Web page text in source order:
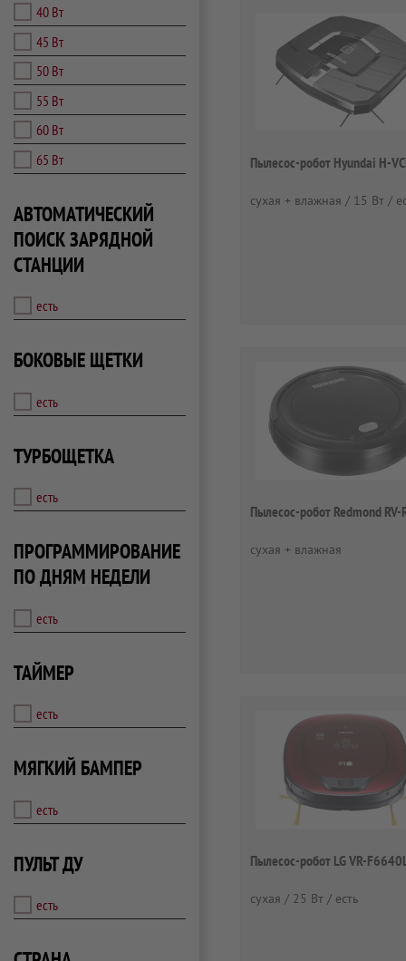
40 Вт
45 Вт
50 Вт
55 Вт
60 Вт
65 Вт
АВТОМАТИЧЕСКИЙ
ПОИСК ЗАРЯДНОЙ
СТАНЦИИ
есть
БОКОВЫЕ ЩЕТКИ
есть
ТУРБОЩЕТКА
есть
ПРОГРАММИРОВАНИЕ
ПО ДНЯМ НЕДЕЛИ
есть
ТАЙМЕР
есть
МЯГКИЙ БАМПЕР
есть
ПУЛЬТ ДУ
есть
Пылесос-робот Hyundai H-
сухая + влажная / 15 Вт /
Пылесос-робот Redmond
сухая + влажная
Пылесос-робот LG VR-
сухая / 25 Вт / есть